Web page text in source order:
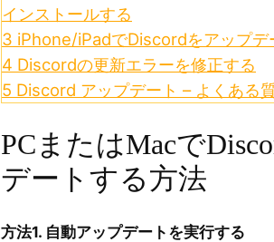
インストールする
3 iPhone/iPadでDiscordをアップデ
4 Discordの更新エラーを修正する
5 Discord アップデート – よくある
PCまたはMacで
デートする方法
方法1. 自動アップデートを実行する